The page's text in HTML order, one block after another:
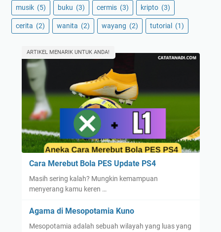
musik (5) buku (3) cermis (3) kripto (3)
cerita (2) wanita (2) wayang (2) tutorial (1)
ARTIKEL MENARIK UNTUK ANDA!
Cara Merebut Bola PES Update PS4
Masih sering kalah? Mungkin kemampuan
menyerang kamu keren …
Agama di Mesopotamia Kuno
Mesopotamia adalah sebuah wilayah yang luas yang